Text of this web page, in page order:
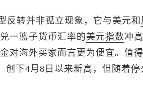
反转并非孤立现象，它与美元和
一篮子货币汇率的美元指数冲
对海外买家而言更为便宜。值
创下4月8日以来新高，但随着